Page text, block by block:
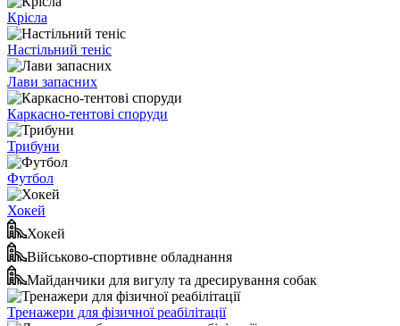
Крісла
Настільний теніс
Лави запасних
Каркасно-тентові споруди
Трибуни
Футбол
Хокей
Хокей
Військово-спортивне обладнання
Майданчики для вигулу та дресирування собак
Тренажери для фізичної реабілітації